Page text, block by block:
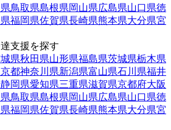
鳥取県島根県岡山県広島県山口県徳
福岡県佐賀県長崎県熊本県大分県宮
支援を探す
県秋田県山形県福島県茨城県栃木県
都神奈川県新潟県富山県石川県福井
静岡県愛知県三重県滋賀県京都府大阪
鳥取県島根県岡山県広島県山口県徳
福岡県佐賀県長崎県熊本県大分県宮